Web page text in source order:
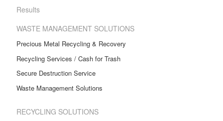
Results
WASTE MANAGEMENT SOLUTIONS
Precious Metal Recycling & Recovery
Recycling Services / Cash for Trash
Secure Destruction Service
Waste Management Solutions
RECYCLING SOLUTIONS